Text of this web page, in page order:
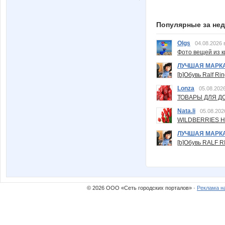
Популярные за
Olgs 04.08.2026
Фото вещей из
ЛУЧШАЯ
[b]Обувь Ralf
Lonza
ТОВАРЫ ДЛЯ
Nata.li
ЛУЧШАЯ
[b]Обувь RALF
© 2026 ООО «Сеть городских порталов» · Реклама